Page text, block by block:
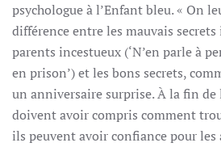
psychologue à l’Enfant bleu. « On
différence entre les mauvais secrets
parents incestueux (‘N’en parle à
en prison’) et les bons secrets,
un anniversaire surprise. À la fin
doivent avoir compris comment
ils peuvent avoir confiance pour les